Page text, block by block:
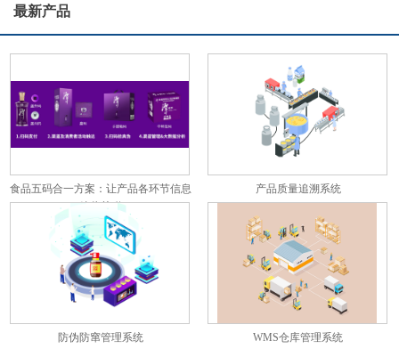
最新产品
食品五码合一方案：让产品各环节信息
彼此关联
产品质量追溯系统
防伪防窜管理系统 WMS仓库管理系统